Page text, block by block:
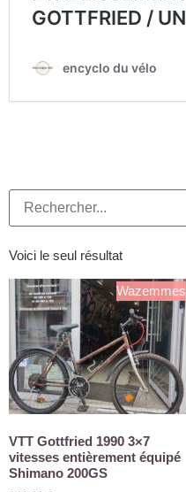
Voici le seul résultat
Wazemmes
VTT Gottfried 1990 3×7
vitesses entièrement équipé
Shimano 200GS